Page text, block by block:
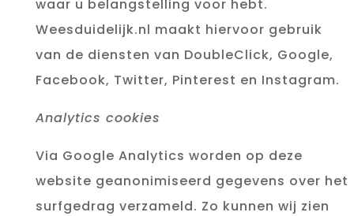
waar u belangstelling voor hebt.
Weesduidelijk.nl maakt hiervoor gebruik
van de diensten van DoubleClick, Google,
Facebook, Twitter, Pinterest en Instagram.
Analytics cookies
Via Google Analytics worden op deze
website geanonimiseerd gegevens over het
surfgedrag verzameld. Zo kunnen wij zien